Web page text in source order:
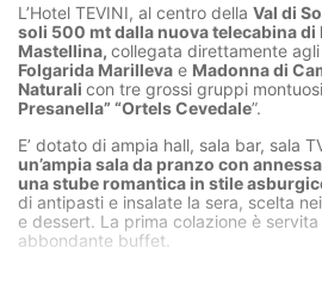
L’Hotel TEVINI, al centro della Val di
soli 500 mt dalla nuova telecabina di
Mastellina, collegata direttamente
Folgarida Marilleva e Madonna di
Naturali con tre grossi gruppi montuosi
Presanella” “Ortels Cevedale”.
E’ dotato di ampia hall, sala bar, sala
un’ampia sala da pranzo con
una stube romantica in stile
di antipasti e insalate la sera, scelta
e dessert. La prima colazione è
abbondante buffet.